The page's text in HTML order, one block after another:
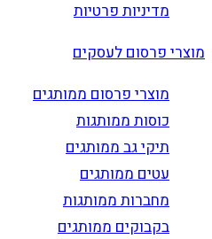
מדיניות פרטיות
מוצרי פרסום לעסקים
מוצרי פרסום ממותגים
כוסות ממותגות
תיקי גב ממותגים
עטים ממותגים
מחברות ממותגות
בקבוקים ממותגים